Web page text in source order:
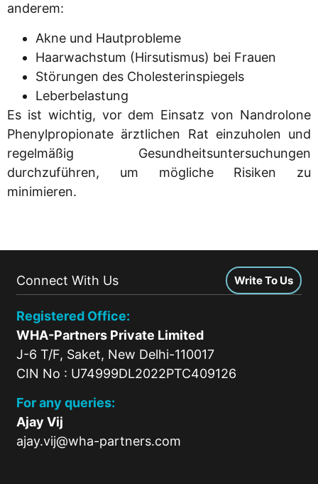
anderem:
Akne und Hautprobleme
Haarwachstum (Hirsutismus) bei Frauen
Störungen des Cholesterinspiegels
Leberbelastung
Es ist wichtig, vor dem Einsatz von Nandrolone
Phenylpropionate ärztlichen Rat einzuholen und
regelmäßig Gesundheitsuntersuchungen
durchzuführen, um mögliche Risiken zu
minimieren.
Connect With Us Write To Us
Registered Office:
WHA-Partners Private Limited
J-6 T/F, Saket, New Delhi-110017
CIN No : U74999DL2022PTC409126
For any queries:
Ajay Vij
ajay.vij@wha-partners.com